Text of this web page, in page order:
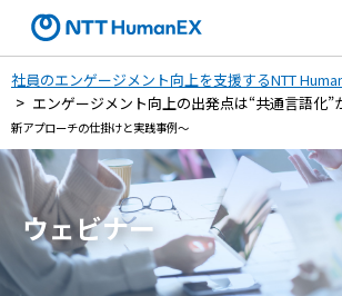
社員のエンゲージメント向上を支援するNTT
エンゲージメント向上の出発点は“共通言語化”
新アプローチの仕掛けと実践事例～
ウェビナー